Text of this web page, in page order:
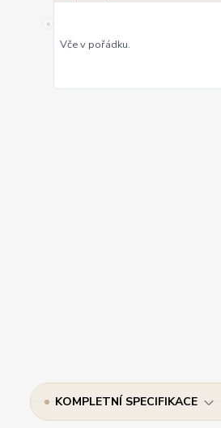
«
Vče v pořádku.
KOMPLETNÍ SPECIFIKACE